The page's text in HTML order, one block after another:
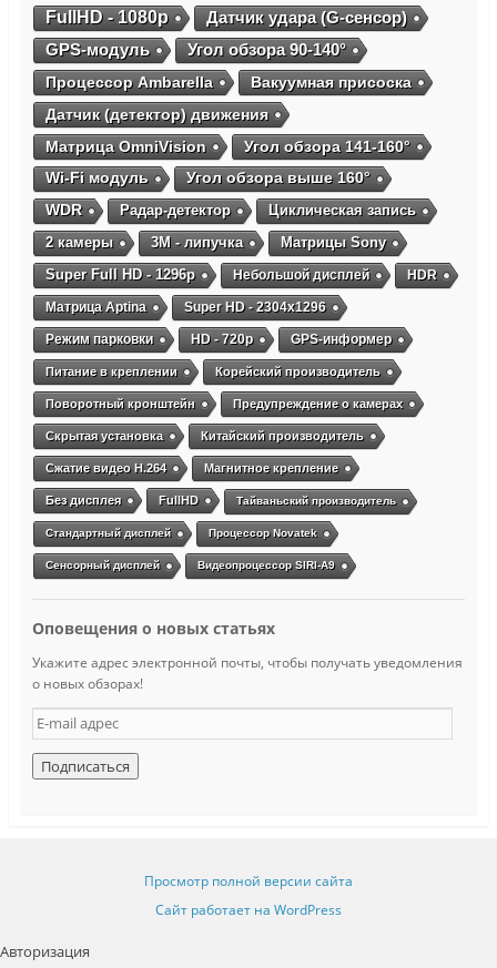
FullHD - 1080p
Датчик удара (G-сенсор)
GPS-модуль
Угол обзора 90-140°
Процессор Ambarella
Вакуумная присоска
Датчик (детектор) движения
Матрица OmniVision
Угол обзора 141-160°
Wi-Fi модуль
Угол обзора выше 160°
WDR
Радар-детектор
Циклическая запись
2 камеры
3М - липучка Матрицы Sony
Super Full HD - 1296p Небольшой дисплей HDR
Матрица Aptina Super HD - 2304х1296
Режим парковки HD - 720p GPS-информер
Питание в креплении Корейский производитель
Поворотный кронштейн Предупреждение о камерах
Скрытая установка Китайский производитель
Сжатие видео H.264 Магнитное крепление
Без дисплея FullHD Тайваньский производитель
Стандартный дисплей Процессор Novatek
Сенсорный дисплей Видеопроцессор SIRI-A9
Оповещения о новых статьях
Укажите адрес электронной почты, чтобы получать уведомления
о новых обзорах!
E
-
m
a
Просмотр полной версии сайта
Сайт работает на WordPress
Авторизация